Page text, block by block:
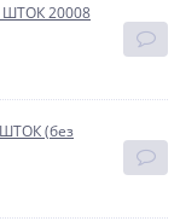
ШТОК 20008
(без